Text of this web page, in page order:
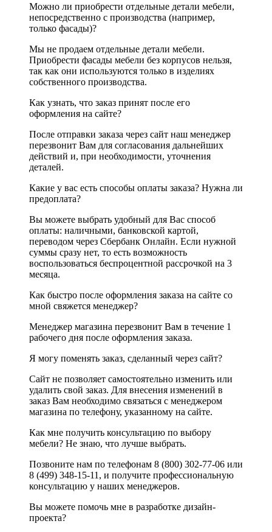
Можно ли приобрести отдельные детали мебели,
непосредственно с производства (например,
только фасады)?
Мы не продаем отдельные детали мебели.
Приобрести фасады мебели без корпусов нельзя,
так как они используются только в изделиях
собственного производства.
Как узнать, что заказ принят после его
оформления на сайте?
После отправки заказа через сайт наш менеджер
перезвонит Вам для согласования дальнейших
действий и, при необходимости, уточнения
деталей.
Какие у вас есть способы оплаты заказа? Нужна ли
предоплата?
Вы можете выбрать удобный для Вас способ
оплаты: наличными, банковской картой,
переводом через Сбербанк Онлайн. Если нужной
суммы сразу нет, то есть возможность
воспользоваться беспроцентной рассрочкой на 3
месяца.
Как быстро после оформления заказа на сайте со
мной свяжется менеджер?
Менеджер магазина перезвонит Вам в течение 1
рабочего дня после оформления заказа.
Я могу поменять заказ, сделанный через сайт?
Сайт не позволяет самостоятельно изменить или
удалить свой заказ. Для внесения изменений в
заказ Вам необходимо связаться с менеджером
магазина по телефону, указанному на сайте.
Как мне получить консультацию по выбору
мебели? Не знаю, что лучше выбрать.
Позвоните нам по телефонам 8 (800) 302-77-06 или
8 (499) 348-15-11, и получите профессиональную
консультацию у наших менеджеров.
Вы можете помочь мне в разработке дизайн-
проекта?